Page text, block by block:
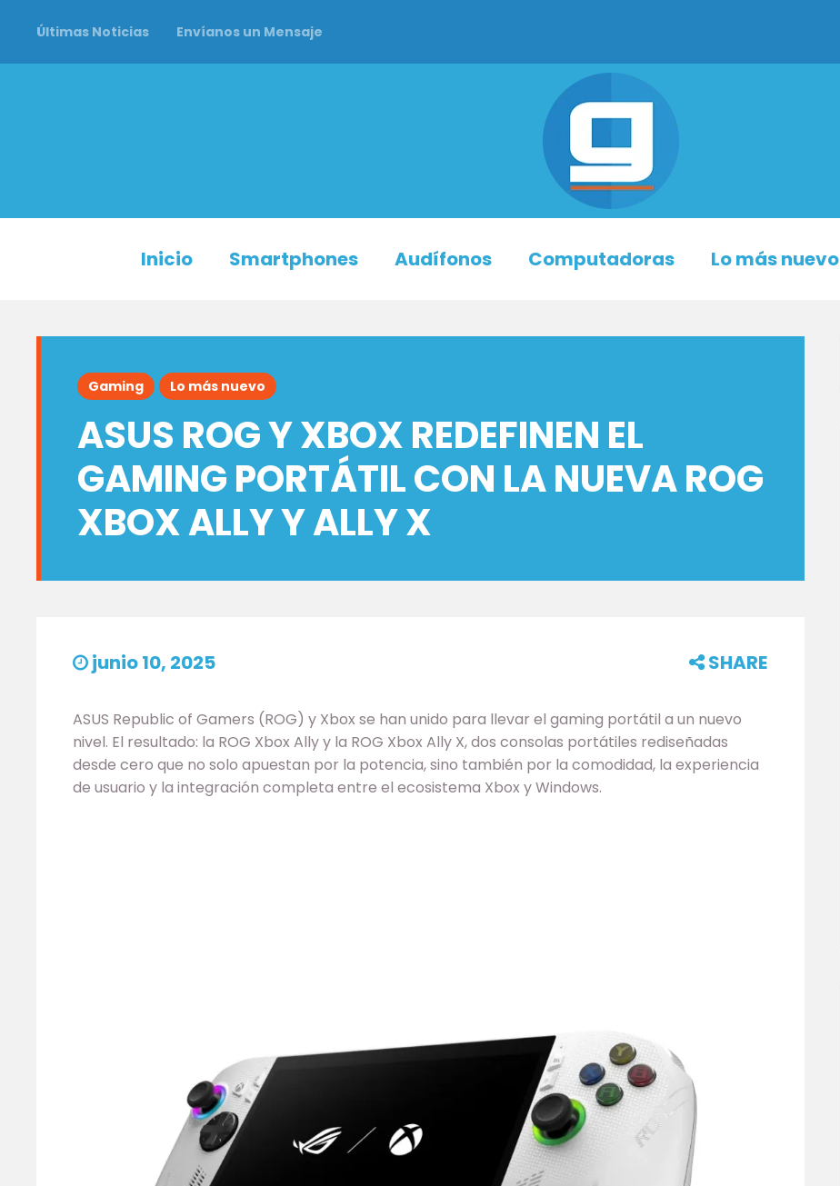
Últimas Noticias Envíanos un Mensaje
Inicio Smartphones Audífonos Computadoras Lo más nuevo
Gaming Lo más nuevo
ASUS ROG Y XBOX REDEFINEN EL
GAMING PORTÁTIL CON LA NUEVA ROG
XBOX ALLY Y ALLY X
junio 10, 2025 SHARE
ASUS Republic of Gamers (ROG) y Xbox se han unido para llevar el gaming portátil a un nuevo
nivel. El resultado: la ROG Xbox Ally y la ROG Xbox Ally X, dos consolas portátiles rediseñadas
desde cero que no solo apuestan por la potencia, sino también por la comodidad, la experiencia
de usuario y la integración completa entre el ecosistema Xbox y Windows.